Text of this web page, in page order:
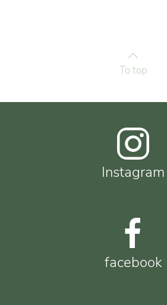
To top
Instagram
facebook